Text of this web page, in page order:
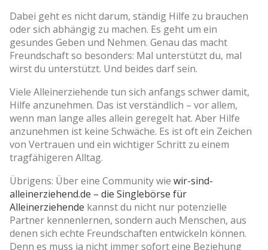
Dabei geht es nicht darum, ständig Hilfe zu brauchen
oder sich abhängig zu machen. Es geht um ein
gesundes Geben und Nehmen. Genau das macht
Freundschaft so besonders: Mal unterstützt du, mal
wirst du unterstützt. Und beides darf sein.
Viele Alleinerziehende tun sich anfangs schwer damit,
Hilfe anzunehmen. Das ist verständlich – vor allem,
wenn man lange alles allein geregelt hat. Aber Hilfe
anzunehmen ist keine Schwäche. Es ist oft ein Zeichen
von Vertrauen und ein wichtiger Schritt zu einem
tragfähigeren Alltag.
Übrigens: Über eine Community wie wir-sind-
alleinerziehend.de – die Singlebörse für
Alleinerziehende kannst du nicht nur potenzielle
Partner kennenlernen, sondern auch Menschen, aus
denen sich echte Freundschaften entwickeln können.
Denn es muss ja nicht immer sofort eine Beziehung